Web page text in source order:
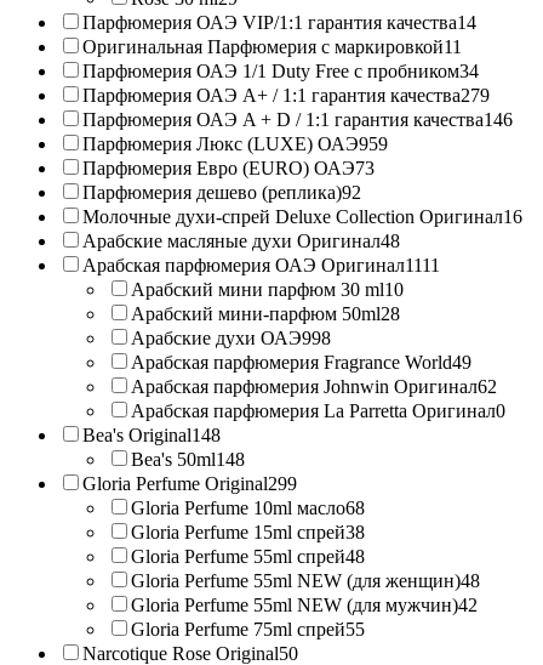
Парфюмерия ОАЭ VIP/1:1 гарантия качества14
Оригинальная Парфюмерия с маркировкой11
Парфюмерия ОАЭ 1/1 Duty Free с пробником34
Парфюмерия ОАЭ A+ / 1:1 гарантия качества279
Парфюмерия ОАЭ A + D / 1:1 гарантия качества146
Парфюмерия Люкс (LUXE) ОАЭ959
Парфюмерия Евро (EURO) ОАЭ73
Парфюмерия дешево (реплика)92
Молочные духи-спрей Deluxe Collection Оригинал16
Арабские масляные духи Оригинал48
Арабская парфюмерия ОАЭ Оригинал1111
Арабский мини парфюм 30 ml10
Арабский мини-парфюм 50ml28
Арабские духи ОАЭ998
Арабская парфюмерия Fragrance World49
Арабская парфюмерия Johnwin Оригинал62
Арабская парфюмерия La Parretta Оригинал0
Bea's Original148
Bea's 50ml148
Gloria Perfume Original299
Gloria Perfume 10ml масло68
Gloria Perfume 15ml спрей38
Gloria Perfume 55ml спрей48
Gloria Perfume 55ml NEW (для женщин)48
Gloria Perfume 55ml NEW (для мужчин)42
Gloria Perfume 75ml спрей55
Narcotique Rose Original50